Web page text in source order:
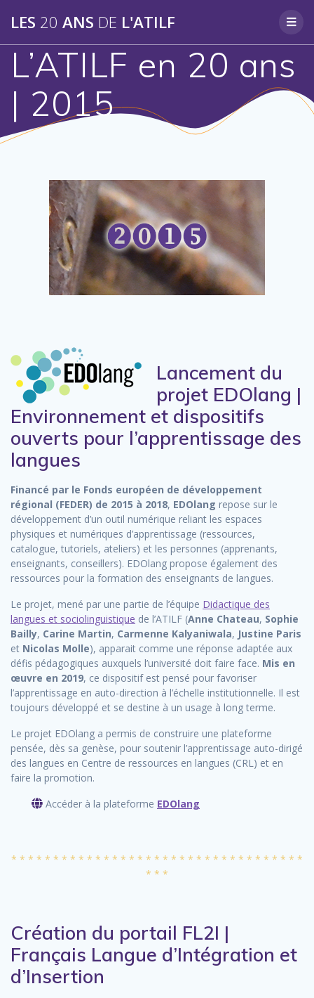
LES 20 ANS DE L'ATILF
L’ATILF en 20 ans
| 2015
Lancement du
projet EDOlang |
Environnement et dispositifs
ouverts pour l’apprentissage des
langues
Financé par le Fonds européen de développement
régional (FEDER) de 2015 à 2018, EDOlang repose sur le
développement d’un outil numérique reliant les espaces
physiques et numériques d’apprentissage (ressources,
catalogue, tutoriels, ateliers) et les personnes (apprenants,
enseignants, conseillers). EDOlang propose également des
ressources pour la formation des enseignants de langues.
Le projet, mené par une partie de l’équipe Didactique des
langues et sociolinguistique de l’ATILF (Anne Chateau, Sophie
Bailly, Carine Martin, Carmenne Kalyaniwala, Justine Paris
et Nicolas Molle), apparait comme une réponse adaptée aux
défis pédagogiques auxquels l’université doit faire face. Mis en
œuvre en 2019, ce dispositif est pensé pour favoriser
l’apprentissage en auto-direction à l’échelle institutionnelle. Il est
toujours développé et se destine à un usage à long terme.
Le projet EDOlang a permis de construire une plateforme
pensée, dès sa genèse, pour soutenir l’apprentissage auto-dirigé
des langues en Centre de ressources en langues (CRL) et en
faire la promotion.
Accéder à la plateforme EDOlang
* * * * * * * * * * * * * * * * * * * * * * * * * * * * * * * * * * *
* * *
Création du portail FL2I |
Français Langue d’Intégration et
d’Insertion